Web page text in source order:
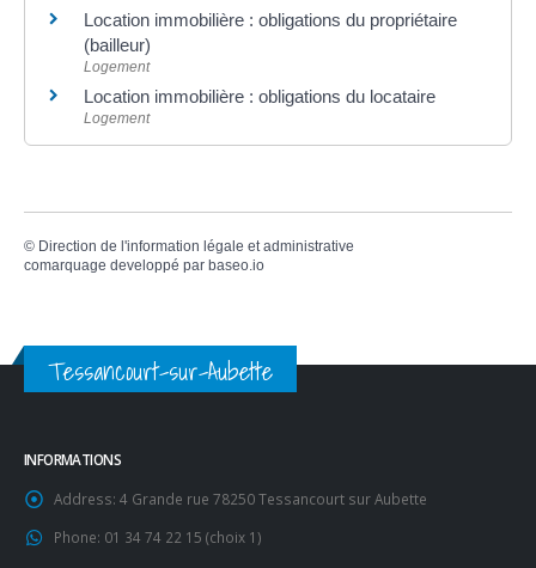
Location immobilière : obligations du propriétaire
(bailleur)
Logement
Location immobilière : obligations du locataire
Logement
© Direction de l'information légale et administrative
comarquage developpé par baseo.io
Tessancourt-sur-Aubette
INFORMATIONS
Address: 4 Grande rue 78250 Tessancourt sur Aubette
Phone: 01 34 74 22 15 (choix 1)